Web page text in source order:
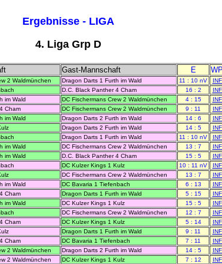
Ergebnisse - LIGA
4. Liga Grp D
Gast-Mannschaft E
2 Waldmünchen Dragon Darts 1 Furth im Wald 11 : 10 nV
D.C. Black Panther 4 Cham 16 : 2
im Wald DC Fischermans Crew 2 Waldmünchen 4 : 15
Cham DC Fischermans Crew 2 Waldmünchen 9 : 11
im Wald Dragon Darts 2 Furth im Wald 14 : 6
Dragon Darts 2 Furth im Wald 14 : 5
Dragon Darts 1 Furth im Wald 11 : 10 nV
im Wald DC Fischermans Crew 2 Waldmünchen 13 : 7
im Wald D.C. Black Panther 4 Cham 15 : 5
DC Kulzer Kings 1 Kulz 10 : 11 nV
DC Fischermans Crew 2 Waldmünchen 13 : 7
im Wald DC Bavaria 1 Tiefenbach 6 : 13
Cham Dragon Darts 1 Furth im Wald 5 : 15
im Wald DC Kulzer Kings 1 Kulz 15 : 5
DC Fischermans Crew 2 Waldmünchen 12 : 7
Cham DC Kulzer Kings 1 Kulz 5 : 14
Dragon Darts 1 Furth im Wald 9 : 11
Cham DC Bavaria 1 Tiefenbach 7 : 11
2 Waldmünchen Dragon Darts 2 Furth im Wald 14 : 5
2 Waldmünchen DC Kulzer Kings 1 Kulz 7 : 12